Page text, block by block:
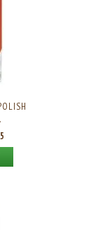
NAIL POLISH